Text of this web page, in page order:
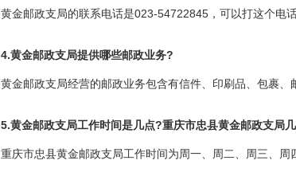
黄金邮政支局的联系电话是023-54722845，可以打这个电
4.黄金邮政支局提供哪些邮政业务?
黄金邮政支局经营的邮政业务包含有信件、印刷品、包裹、
5.黄金邮政支局工作时间是几点?重庆市忠县黄金邮政支局
重庆市忠县黄金邮政支局工作时间为周一、周二、周三、